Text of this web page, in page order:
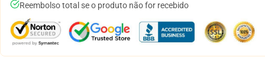
Reembolso total se o produto não for recebido